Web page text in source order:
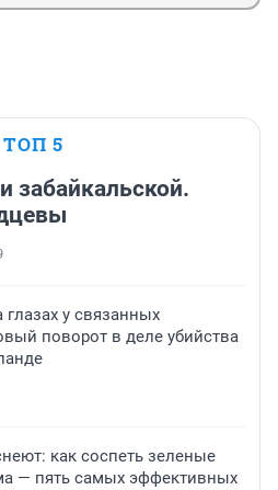
ТОП 5
забайкальской.
у связанных
поворот в деле убийства
как соспеть зеленые
— пять самых эффективных